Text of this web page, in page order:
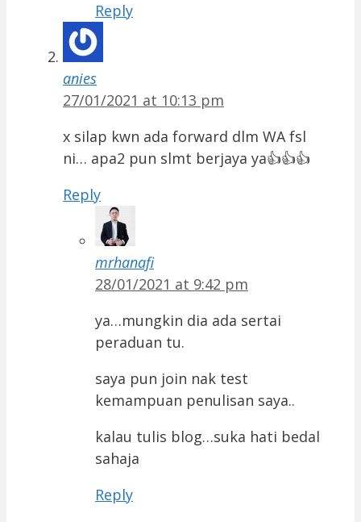
Reply
anies
27/01/2021 at 10:13 pm
x silap kwn ada forward dlm WA fsl
ni… apa2 pun slmt berjaya ya👍👍👍
Reply
mrhanafi
28/01/2021 at 9:42 pm
ya…mungkin dia ada sertai
peraduan tu.
saya pun join nak test
kemampuan penulisan saya..
kalau tulis blog…suka hati bedal
sahaja
Reply